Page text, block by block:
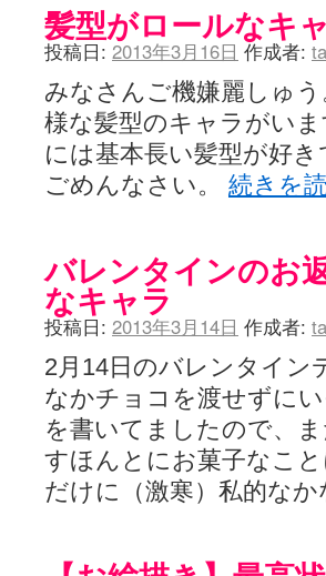
髪型がロールなキ
投稿日: 2013年3月16日 作成者:
みなさんご機嫌麗しゅ
様な髪型のキャラがい
には基本長い髪型が好
ごめんなさい。 続きを
バレンタインのお
なキャラ
投稿日: 2013年3月14日 作成者:
2月14日のバレンタイン
なかチョコを渡せずに
を書いてましたので、
すほんとにお菓子なこ
だけに（激寒）私的な